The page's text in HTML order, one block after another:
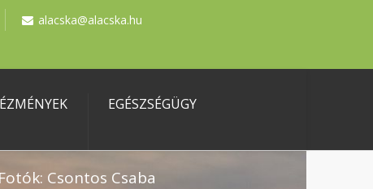
alacska@alacska.hu
EGÉSZSÉGÜGY
Fotók: Csontos Csaba